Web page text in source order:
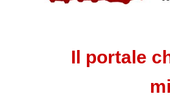
Il portale